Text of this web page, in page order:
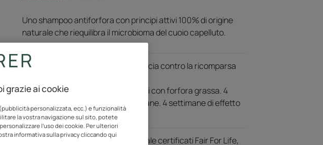
Uno shampoo antiforfora con principi attivi 100% di origine
naturale che riequilibra il microbioma del cuoio capelluto.
1 tubo=1 mese di utilizzo, con efficacia contro la ricomparsa
*Studio clinico in vivo su 16 soggetti con forfora grassa. 4
settimane di utilizzo 3 volte/settimane. 4 settimane di effetto
“anti-ricomparsa”
Principi attivi 100% di origine naturale certificati Fair For Life,
grazie ai cookie
personalizzata, ecc.) e funzionalità
la vostra navigazione sul sito, potete
l'uso dei cookie. Per ulteriori
informativa sulla privacy cliccando qui